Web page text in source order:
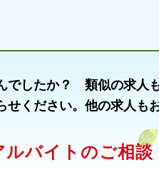
でしたか？ 類似の求人
ください。他の求人も
ルバイトのご相